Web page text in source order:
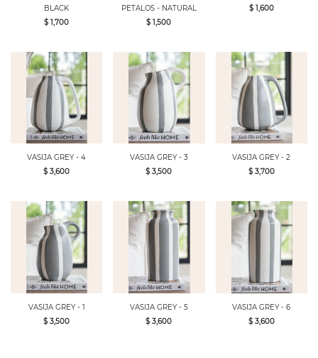
BLACK
$ 1,700
PETALOS - NATURAL
$ 1,500
$ 1,600
VASIJA GREY - 4
$ 3,600
VASIJA GREY - 3
$ 3,500
VASIJA GREY - 2
$ 3,700
VASIJA GREY - 1
$ 3,500
VASIJA GREY - 5
$ 3,600
VASIJA GREY - 6
$ 3,600